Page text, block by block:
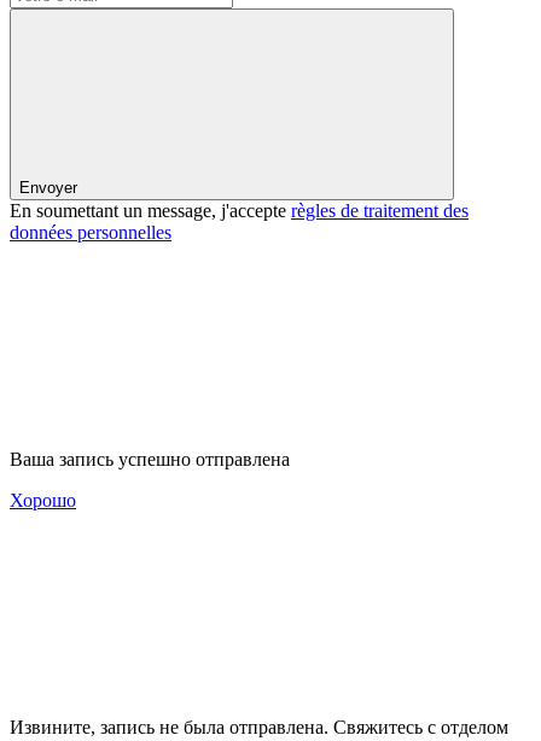
Envoyer
En soumettant un message, j'accepte règles de traitement des
données personnelles
Ваша запись успешно отправлена
Хорошо
Извините, запись не была отправлена. Свяжитесь с отделом